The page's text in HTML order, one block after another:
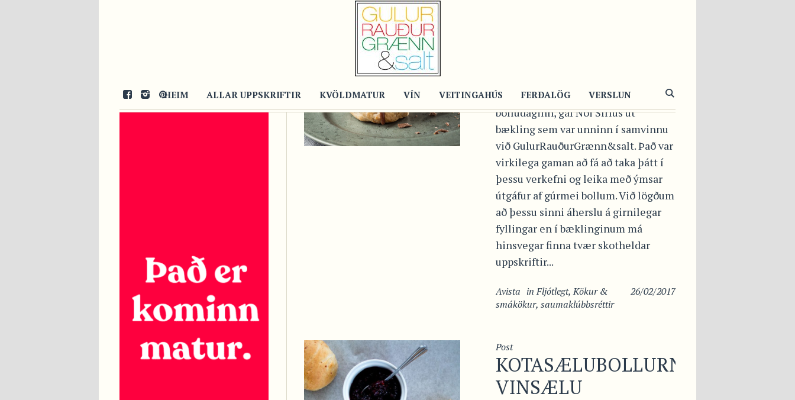
HEIM ALLAR UPPSKRIFTIR KVÖLDMATUR VÍN VEITINGAHÚS FERÐALÖG VERSLUN
Fyrir minn uppáhalds dag,
bolludaginn, gaf Nói Síríus út
bækling sem var unninn í samvinnu
við GulurRauðurGrænn&salt. Það var
virkilega gaman að fá að taka þátt í
þessu verkefni og leika með ýmsar
útgáfur af gúrmei bollum. Við lögðum
að þessu sinni áherslu á girnilegar
fyllingar en í bæklinginum má
hinsvegar finna tvær skotheldar
uppskriftir...
26/02/2017
Avista inFljótlegt,Kökur &
smákökur, saumaklúbbsréttir
Post
KOTASÆLUBOLLURNAR
VINSÆLU